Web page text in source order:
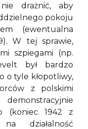
drażnić, aby
pokoju
(ewentualna
W tej sprawie,
szpiegami (np.
był bardzo
o tyle kłopotliwy,
z polskimi
(koniec 1942 z
na działalność